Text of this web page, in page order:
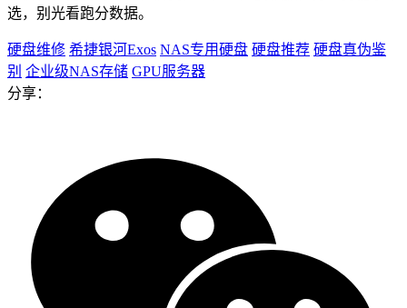
选，别光看跑分数据。
硬盘维修 希捷银河Exos NAS专用硬盘 硬盘推荐 硬盘真伪鉴
别 企业级NAS存储 GPU服务器
分享：